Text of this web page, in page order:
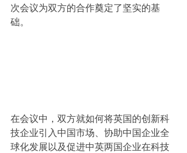
次会议为双方的合作奠定了坚实的基
础。
在会议中，双方就如何将英国的创新科
技企业引入中国市场、协助中国企业全
球化发展以及促进中英两国企业在科技